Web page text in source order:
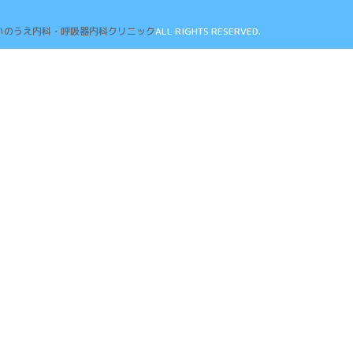
のうえ内科・呼吸器内科クリニックALL RIGHTS RESERVED.